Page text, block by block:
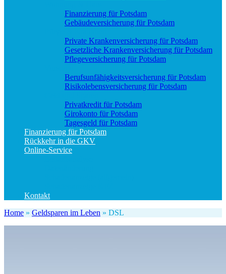
Finanzierung für Potsdam
Gebäudeversicherung für Potsdam
Private Krankenversicherung für Potsdam
Gesetzliche Krankenversicherung für Potsdam
Pflegeversicherung für Potsdam
Berufs­unfähigkeitsversicherung für Potsdam
Risikolebensversicherung für Potsdam
Privatkredit für Potsdam
Girokonto für Potsdam
Tagesgeld für Potsdam
Finanzierung für Potsdam
Rückkehr in die GKV
Online-Service
Kontakt
Home » Geldsparen im Leben » DSL